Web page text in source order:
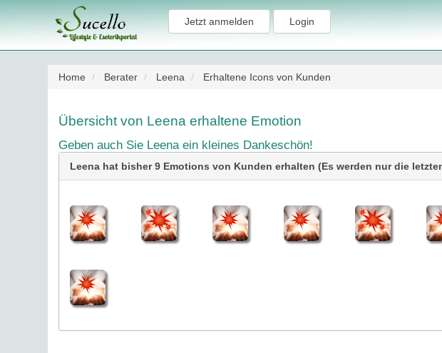
Jetzt anmelden Login
Home Berater Leena Erhaltene Icons von Kunden
Übersicht von Leena erhaltene Emotion
Geben auch Sie Leena ein kleines Dankeschön!
Leena hat bisher 9 Emotions von Kunden erhalten (Es werden nur die